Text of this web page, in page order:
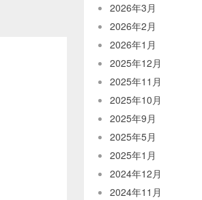
2026年3月
2026年2月
2026年1月
2025年12月
2025年11月
2025年10月
2025年9月
2025年5月
2025年1月
2024年12月
2024年11月